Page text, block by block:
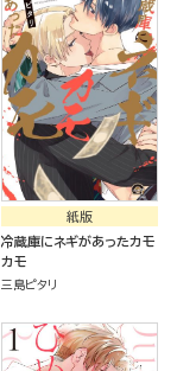
紙版
冷蔵庫にネギがあったカモ
カモ
三島ピタリ